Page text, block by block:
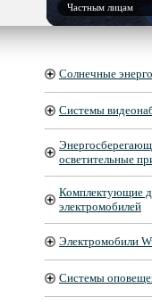
Частным лицам
Солнечные
Системы
осветительные
Комплектующие
электромобилей
Электромобили
Системы